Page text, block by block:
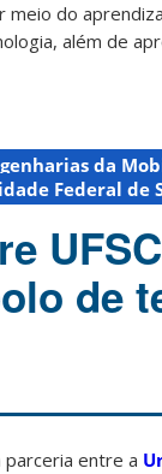
do
além de
da
Federal de
de
entre a